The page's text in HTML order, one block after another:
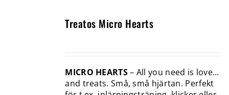
Treatos Micro Hearts
MICRO HEARTS– All you need is love...
and treats. Små, små hjärtan. Perfekt